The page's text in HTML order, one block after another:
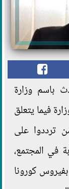
باسم وزارة
فيما يتعلق
ترددوا على
في المجتمع،
كورونا